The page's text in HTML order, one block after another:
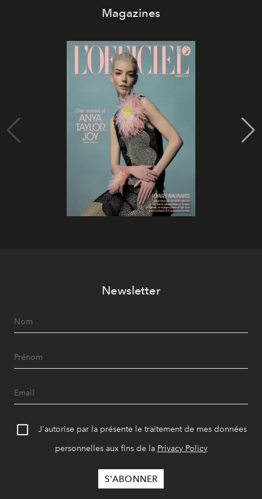
Magazines
Newsletter
J'autorise par la présente le traitement de mes données
personnelles aux fins de la Privacy Policy